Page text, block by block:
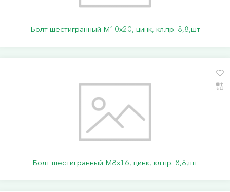
Болт шестигранный М10х20, цинк, кл.пр. 8,8,шт
Болт шестигранный М8х16, цинк, кл.пр. 8,8,шт